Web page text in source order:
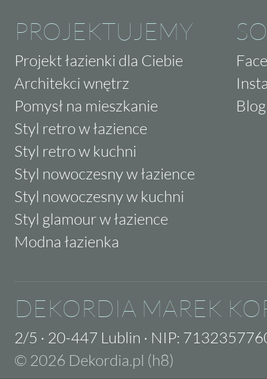
PROJEKTUJEMY
Projekt łazienki dla Ciebie
Architekci wnętrz
Pomysł na mieszkanie
Styl retro w łazience
Styl retro w kuchni
Styl nowoczesny w łazience
Styl nowoczesny w kuchni
Styl glamour w łazience
Modna łazienka
Blog
DEKORDIA MAREK
2/5 · 20-447 Lublin · NIP:
© 2026 Dekordia.pl (h8)